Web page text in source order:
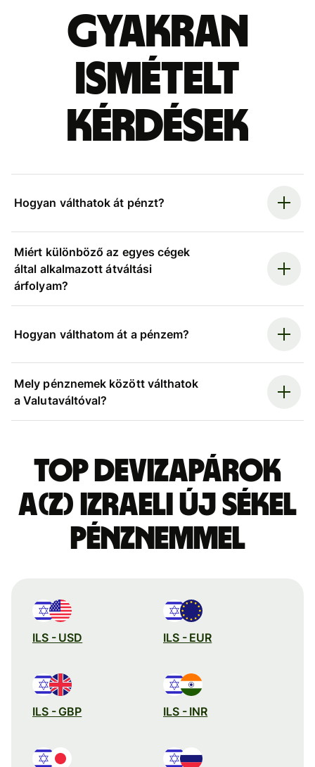
Gyakran
ismételt
kérdések
Hogyan válthatok át pénzt?
Miért különböző az egyes cégek
által alkalmazott átváltási
árfolyam?
Hogyan válthatom át a pénzem?
Mely pénznemek között válthatok
a Valutaváltóval?
Top devizapárok
a(z) izraeli új sékel
pénznemmel
ILS - USD ILS - EUR
ILS - GBP ILS - INR